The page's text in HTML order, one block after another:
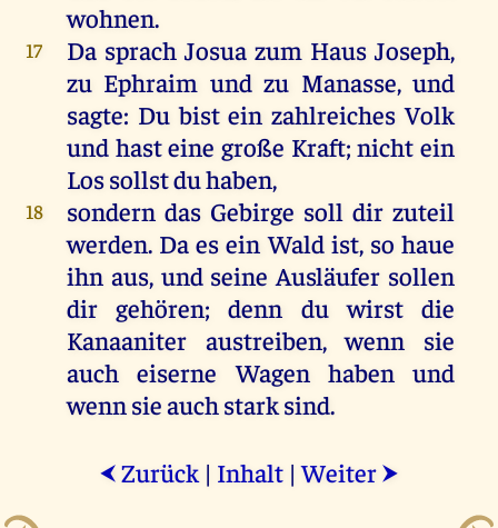
wohnen.
17 Da sprach Josua zum Haus Joseph,
zu Ephraim und zu Manasse,und
sagte: Du bist ein zahlreiches Volk
und hasteine große Kraft;nicht ein
Lossollstduhaben,
18 sondern das Gebirge soll dir zuteil
werden. Da es ein Wald ist, so haue
ihn aus, und seine Ausläufer sollen
dir gehören;denn du wirst die
Kanaaniter austreiben,wenn
sie
auch eiserne Wagen haben und
wennsieauchstarksind.
⮜ Zurück | Inhalt |Weiter ⮞